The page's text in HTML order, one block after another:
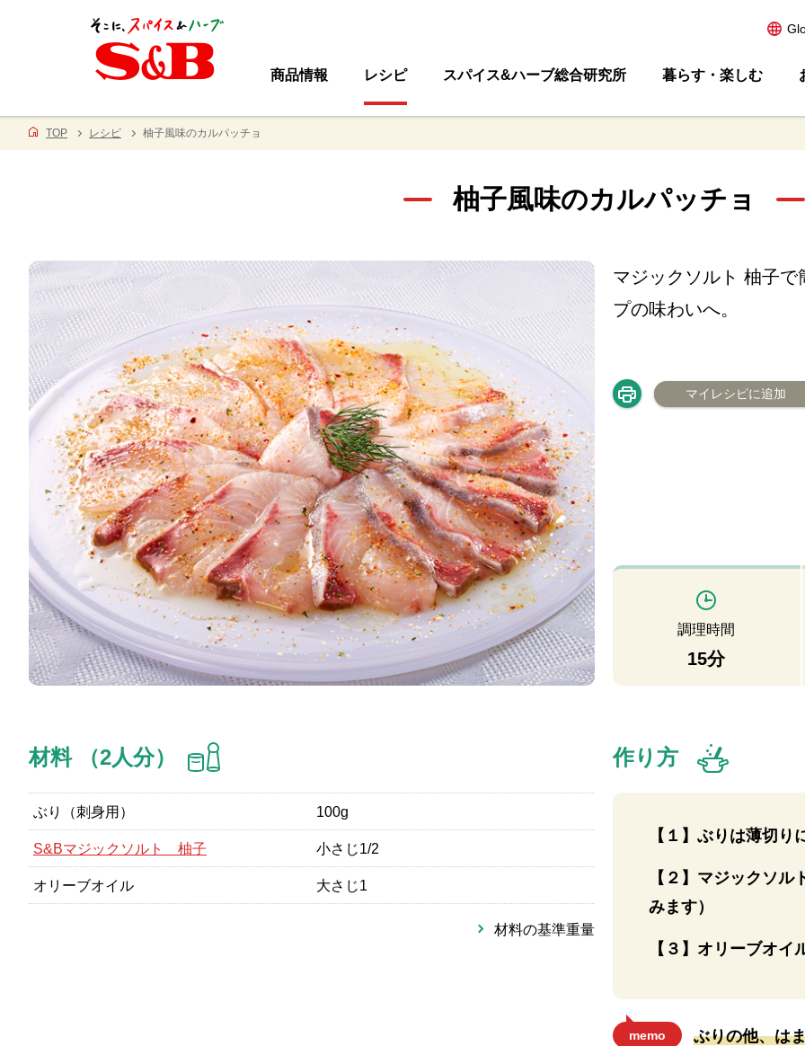
商品情報 レシピ スパイス&ハーブ総合研究所 暮らす・楽しむ
TOP レシピ 柚子風味のカルパッチョ
柚子風味のカルパッチョ
マジックソルト 柚子で
プの味わいへ。
マイレシピに追加
調理時間
15分
材料 （2人分）
ぶり（刺身用） 100g
S&Bマジックソルト 柚子 小さじ1/2
オリーブオイル 大さじ1
材料の基準重量
作り方
【１】ぶりは薄切り
【２】マジックソ
みます）
【３】オリーブオイ
memo ぶりの他、は